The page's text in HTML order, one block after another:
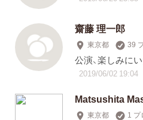
齋藤 理一郎
東京都 39
公演、楽しみに
2019/06/02 19:04
Matsushita
東京都 1 プ